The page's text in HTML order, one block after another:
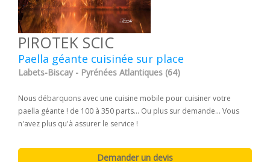
PIROTEK SCIC
Paella géante cuisinée sur place
Labets-Biscay - Pyrénées Atlantiques (64)
Nous débarquons avec une cuisine mobile pour cuisiner votre
paella géante ! de 100 à 350 parts... Ou plus sur demande... Vous
n'avez plus qu'à assurer le service !